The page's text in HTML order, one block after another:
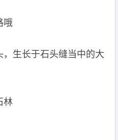
哦
生长于石头缝当中的大
林